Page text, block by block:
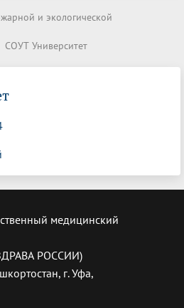
и экологической
СОУТ Университет
медицинский
РОССИИ)
г. Уфа,